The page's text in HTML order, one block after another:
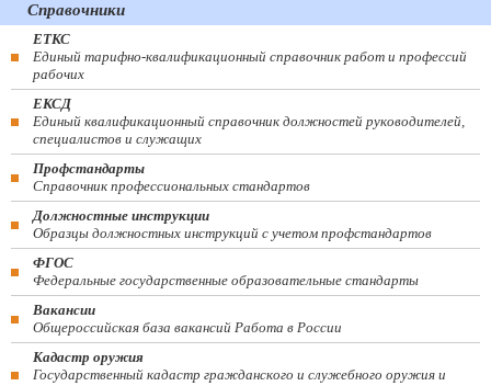
Справочники
ЕТКС
Единый тарифно-квалификационный справочник работ и профессий
рабочих
ЕКСД
Единый квалификационный справочник должностей руководителей,
специалистов и служащих
Профстандарты
Справочник профессиональных стандартов
Должностные инструкции
Образцы должностных инструкций с учетом профстандартов
ФГОС
Федеральные государственные образовательные стандарты
Вакансии
Общероссийская база вакансий Работа в России
Кадастр оружия
Государственный кадастр гражданского и служебного оружия и